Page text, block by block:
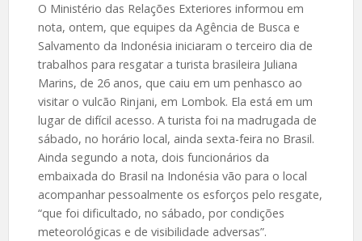
O Ministério das Relações Exteriores informou em
nota, ontem, que equipes da Agência de Busca e
Salvamento da Indonésia iniciaram o terceiro dia de
trabalhos para resgatar a turista brasileira Juliana
Marins, de 26 anos, que caiu em um penhasco ao
visitar o vulcão Rinjani, em Lombok. Ela está em um
lugar de difícil acesso. A turista foi na madrugada de
sábado, no horário local, ainda sexta-feira no Brasil.
Ainda segundo a nota, dois funcionários da
embaixada do Brasil na Indonésia vão para o local
acompanhar pessoalmente os esforços pelo resgate,
“que foi dificultado, no sábado, por condições
meteorológicas e de visibilidade adversas”.